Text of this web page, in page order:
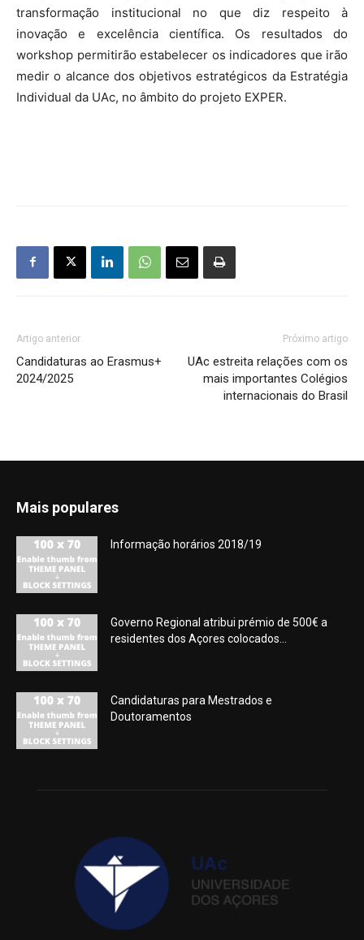
transformação institucional no que diz respeito à
inovação e excelência científica. Os resultados do
workshop permitirão estabelecer os indicadores que irão
medir o alcance dos objetivos estratégicos da Estratégia
Individual da UAc, no âmbito do projeto EXPER.
Artigo anterior
Candidaturas ao Erasmus+
2024/2025
Próximo artigo
UAc estreita relações com os
mais importantes Colégios
internacionais do Brasil
Mais populares
Informação horários 2018/19
Governo Regional atribui prémio de 500€ a
residentes dos Açores colocados...
Candidaturas para Mestrados e
Doutoramentos